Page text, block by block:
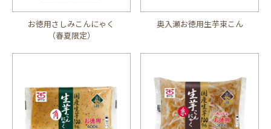
お徳用さしみこんにゃく
（春夏限定）
奥入瀬お徳用生芋束こん